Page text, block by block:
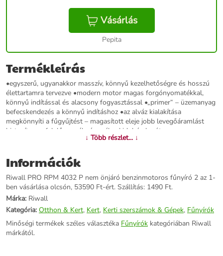
Vásárlás
Pepita
Termékleírás
•egyszerű, ugyanakkor masszív, könnyű kezelhetőségre és hosszú
élettartamra tervezve •modern motor magas forgónyomatékkal,
könnyű indítással és alacsony fogyasztással •„primer“ – üzemanyag
befecskendezés a könnyű indításhoz •az alváz kialakítása
megkönnyíti a fűgyűjtést – magasított eleje jobb levegőáramlást
biztosít, megfelelően mély és széles kidobó alagút •nem
korrodálódó alváz tartós műanyagból •az első és hátsó kerekek is
egyenletlen terepen is és elősegítik a könnyű irányíthatóságot •a 35
literes fűgyűjtő kosár textil fogantyúja megkönnyíti az ürítést
•puhított tolószár markolat kényelmes fogást biztosít és tompítja a
rezgést •a tolószár gyorsan összecsukható – könnyebb szállítás és
tárolás
További információk>>
↓ Több részlet... ↓
Információk
Riwall PRO RPM 4032 P nem önjáró benzinmotoros fűnyíró 2 az 1-
ben vásárlása olcsón, 53590 Ft-ért. Szállítás: 1490 Ft.
Márka: Riwall
Kategória: Otthon & Kert, Kert, Kerti szerszámok & Gépek, Fűnyírók
Minőségi termékek széles választéka Fűnyírók kategóriában Riwall
márkától.